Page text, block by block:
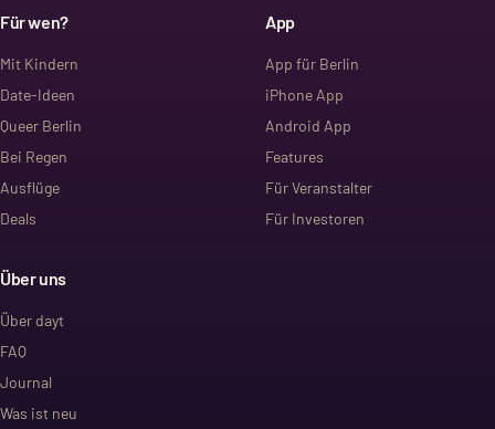
Für wen?
Mit Kindern
Date-Ideen
Queer Berlin
Bei Regen
Ausflüge
Deals
App
App für Berlin
iPhone App
Android App
Features
Für Veranstalter
Für Investoren
Über uns
Über dayt
FAQ
Journal
Was ist neu